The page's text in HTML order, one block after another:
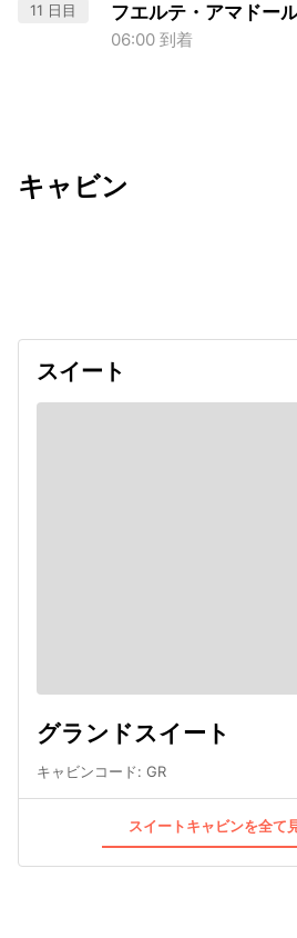
11 日目 フエルテ・アマドー
06:00 到着
キャビン
スイート
グランドスイート
キャビンコード: GR
スイートキャビンを全て